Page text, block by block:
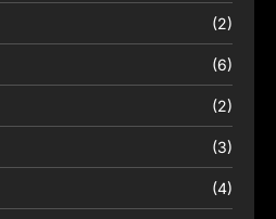
(2)
(6)
(2)
(3)
(4)